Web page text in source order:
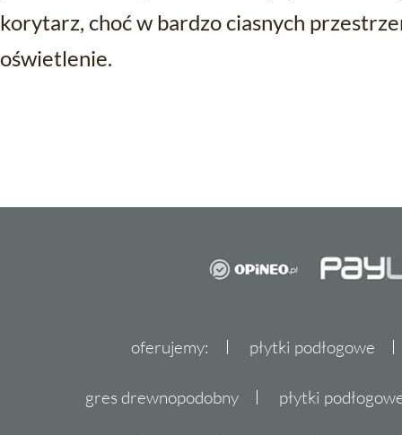
korytarz, choć w bardzo ciasnych
oświetlenie.
oferujemy: płytki podłogowe
gres drewnopodobny płytki